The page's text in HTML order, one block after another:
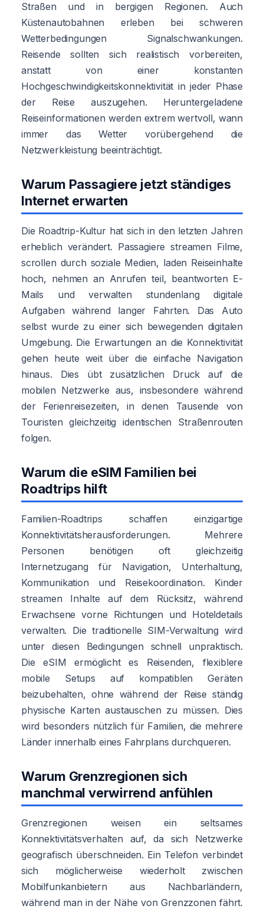
Straßen und in bergigen Regionen. Auch
Küstenautobahnen erleben bei schweren
Wetterbedingungen Signalschwankungen.
Reisende sollten sich realistisch vorbereiten,
anstatt von einer konstanten
Hochgeschwindigkeitskonnektivität in jeder Phase
der Reise auszugehen. Heruntergeladene
Reiseinformationen werden extrem wertvoll, wann
immer das Wetter vorübergehend die
Netzwerkleistung beeinträchtigt.
Warum Passagiere jetzt ständiges
Internet erwarten
Die Roadtrip-Kultur hat sich in den letzten Jahren
erheblich verändert. Passagiere streamen Filme,
scrollen durch soziale Medien, laden Reiseinhalte
hoch, nehmen an Anrufen teil, beantworten E-
Mails und verwalten stundenlang digitale
Aufgaben während langer Fahrten. Das Auto
selbst wurde zu einer sich bewegenden digitalen
Umgebung. Die Erwartungen an die Konnektivität
gehen heute weit über die einfache Navigation
hinaus. Dies übt zusätzlichen Druck auf die
mobilen Netzwerke aus, insbesondere während
der Ferienreisezeiten, in denen Tausende von
Touristen gleichzeitig identischen Straßenrouten
folgen.
Warum die eSIM Familien bei
Roadtrips hilft
Familien-Roadtrips schaffen einzigartige
Konnektivitätsherausforderungen. Mehrere
Personen benötigen oft gleichzeitig
Internetzugang für Navigation, Unterhaltung,
Kommunikation und Reisekoordination. Kinder
streamen Inhalte auf dem Rücksitz, während
Erwachsene vorne Richtungen und Hoteldetails
verwalten. Die traditionelle SIM-Verwaltung wird
unter diesen Bedingungen schnell unpraktisch.
Die eSIM ermöglicht es Reisenden, flexiblere
mobile Setups auf kompatiblen Geräten
beizubehalten, ohne während der Reise ständig
physische Karten austauschen zu müssen. Dies
wird besonders nützlich für Familien, die mehrere
Länder innerhalb eines Fahrplans durchqueren.
Warum Grenzregionen sich
manchmal verwirrend anfühlen
Grenzregionen weisen ein seltsames
Konnektivitätsverhalten auf, da sich Netzwerke
geografisch überschneiden. Ein Telefon verbindet
sich möglicherweise wiederholt zwischen
Mobilfunkanbietern aus Nachbarländern,
während man in der Nähe von Grenzzonen fährt.